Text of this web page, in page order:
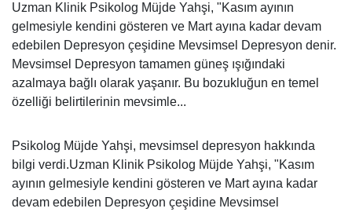
Uzman Klinik Psikolog Müjde Yahşi, "Kasım ayının
gelmesiyle kendini gösteren ve Mart ayına kadar devam
edebilen Depresyon çeşidine Mevsimsel Depresyon denir.
Mevsimsel Depresyon tamamen güneş ışığındaki
azalmaya bağlı olarak yaşanır. Bu bozukluğun en temel
özelliği belirtilerinin mevsimle...
Psikolog Müjde Yahşi, mevsimsel depresyon hakkında
bilgi verdi.Uzman Klinik Psikolog Müjde Yahşi, "Kasım
ayının gelmesiyle kendini gösteren ve Mart ayına kadar
devam edebilen Depresyon çeşidine Mevsimsel